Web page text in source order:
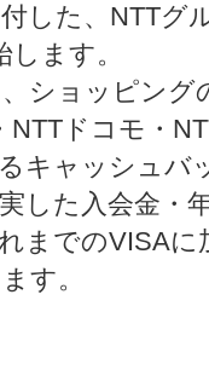
した、NTTグ
ます。
ショッピング
NTTドコモ・
キャッシュバ
した入会金・
までのVISAに
す。